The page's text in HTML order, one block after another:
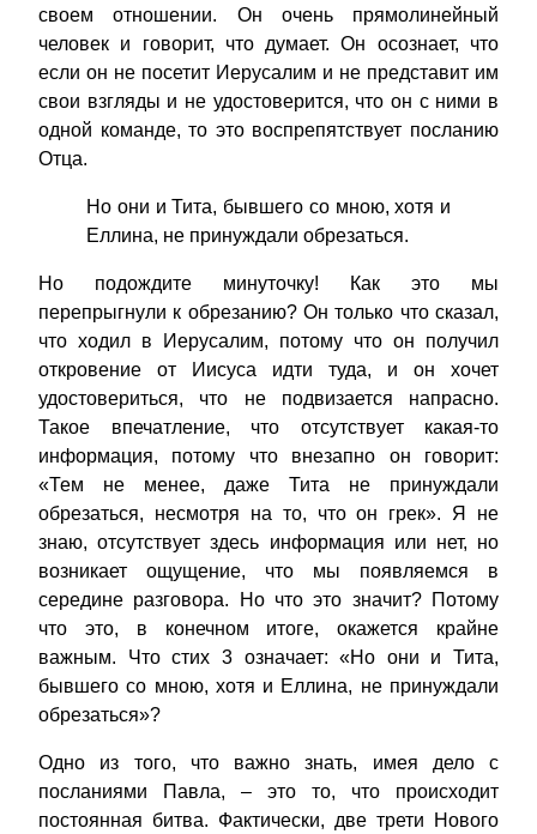
своем отношении. Он очень прямолинейный
человек и говорит, что думает. Он осознает, что
если он не посетит Иерусалим и не представит им
свои взгляды и не удостоверится, что он с ними в
одной команде, то это воспрепятствует посланию
Отца.
Но они и Тита, бывшего со мною, хотя и
Еллина, не принуждали обрезаться.
Но подождите минуточку! Как это мы
перепрыгнули к обрезанию? Он только что сказал,
что ходил в Иерусалим, потому что он получил
откровение от Иисуса идти туда, и он хочет
удостовериться, что не подвизается напрасно.
Такое впечатление, что отсутствует какая-то
информация, потому что внезапно он говорит:
«Тем не менее, даже Тита не принуждали
обрезаться, несмотря на то, что он грек». Я не
знаю, отсутствует здесь информация или нет, но
возникает ощущение, что мы появляемся в
середине разговора. Но что это значит? Потому
что это, в конечном итоге, окажется крайне
важным. Что стих 3 означает: «Но они и Тита,
бывшего со мною, хотя и Еллина, не принуждали
обрезаться»?
Одно из того, что важно знать, имея дело с
посланиями Павла, – это то, что происходит
постоянная битва. Фактически, две трети Нового